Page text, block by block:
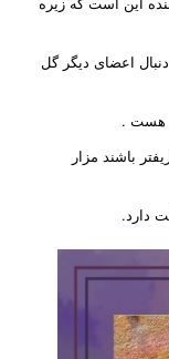
دنبال اعضای دیگر گل
هست .
باشند مزار
دارد.